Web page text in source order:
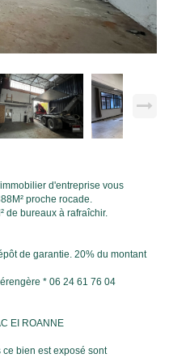
d'entreprise vous
proche rocade.
de bureaux à rafraîchir.
de garantie. 20% du montant
* 06 24 61 76 04
EI ROANNE
bien est exposé sont